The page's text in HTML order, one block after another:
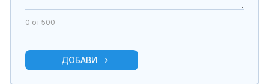
0 от 500
ДОБАВИ